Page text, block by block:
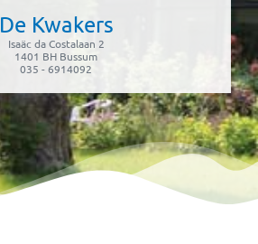
De Kwakers
Isaäc da Costalaan 2
1401 BH Bussum
035 - 6914092